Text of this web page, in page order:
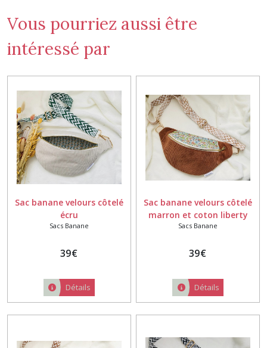
Vous pourriez aussi être
intéressé par
Sac banane velours côtelé
écru
Sacs Banane
39€
Détails
Sac banane velours côtelé
marron et coton liberty
Sacs Banane
39€
Détails